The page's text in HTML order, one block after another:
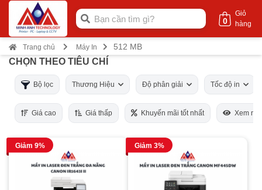
Giỏ
hàng
0
Trang chủ Máy In 512 MB
CHỌN THEO TIÊU CHÍ
Bộ lọc Thương Hiệu Độ phân giải Tốc độ in
Giá cao Giá thấp Khuyến mãi tốt nhất Xem
Giảm 9% Giảm 3%